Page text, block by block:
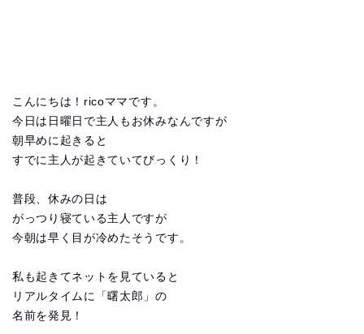
こんにちは！ricoママです。
今日は日曜日で主人もお休みなんですが
朝早めに起きると
すでに主人が起きていてびっくり！
普段、休みの日は
がっつり寝ている主人ですが
今朝は早く目が冷めたそうです。
私も起きてネットを見ていると
リアルタイムに「曙太郎」の
名前を発見！